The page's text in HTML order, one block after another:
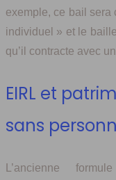
exemple, ce bail sera
individuel » et le
qu’il contracte avec
EIRL et
sans
L’ancienne